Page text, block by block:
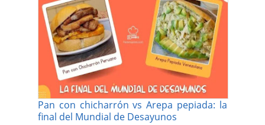
Pan con chicharrón vs Arepa pepiada: la
final del Mundial de Desayunos